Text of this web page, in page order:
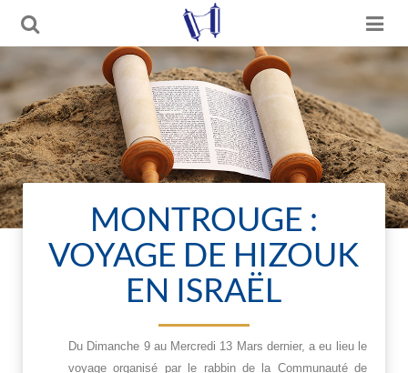
MONTROUGE :
VOYAGE DE HIZOUK
EN ISRAËL
Du Dimanche 9 au Mercredi 13 Mars dernier, a eu lieu le
voyage organisé par le rabbin de la Communauté de